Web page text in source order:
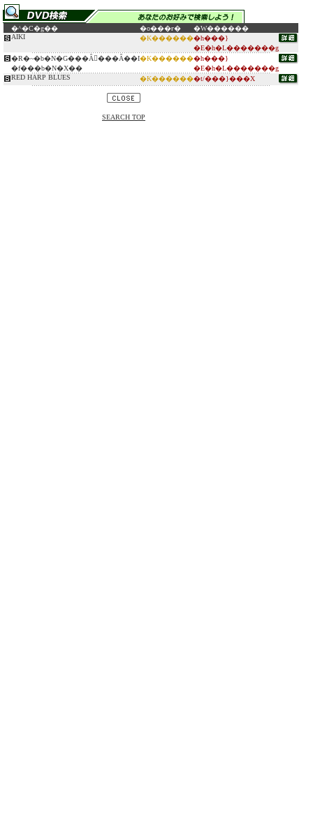
�^�C�g�� �o���ғ�
�W������
AIKI
�K�������h���}
�E�h�L�������g
�R�~�b�N�G���Ȃ񂩂���Ȃ��I
�f���b�N�X��
�K�������h���}
�E�h�L�������g
RED HARP BLUES
�K�������t/���}���X
SEARCH TOP